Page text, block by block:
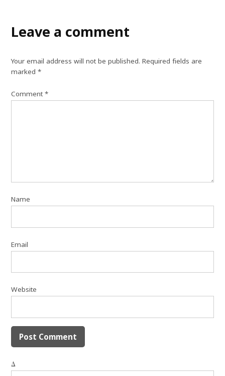
Leave a comment
Your email address will not be published. Required fields are
marked*
Comment*
Name
Email
Website
Δ